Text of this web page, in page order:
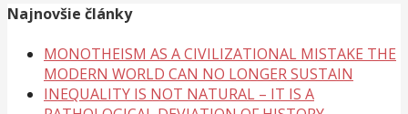
Najnovšie články
MONOTHEISM AS A CIVILIZATIONAL MISTAKE THE
MODERN WORLD CAN NO LONGER SUSTAIN
INEQUALITY IS NOT NATURAL – IT IS A